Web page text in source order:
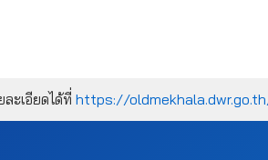
ะเอียดได้ที่ https://